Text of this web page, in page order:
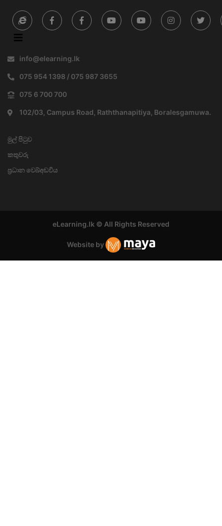
info@elearning.lk
075 954 1398 / 075 987 3655
075 6 700 700
102/03, Campus Road, Raththanapitiya, Boralesgamuwa.
මුල් පිටුව
කතුවරු
ප්‍රධාන වෙබ්අඩවිය
eLearning.lk © All Rights Reserved
Website by